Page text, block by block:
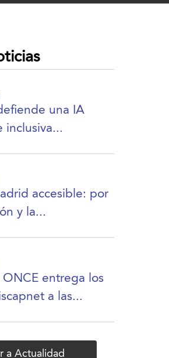
una IA
inclusiva...
accesible: por
y la...
ONCE entrega los
a las...
a Actualidad